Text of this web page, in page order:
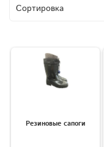
Резиновые сапоги